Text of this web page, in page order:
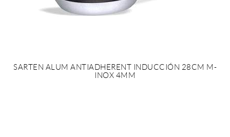
SARTEN ALUM ANTIADHERENT INDUCCIÓN 28CM M-
INOX 4MM